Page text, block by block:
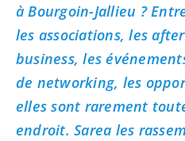
à Bourgoin-Jallieu ?
les associations, les
business, les
de networking, les
elles sont rarement
endroit. Sarea les